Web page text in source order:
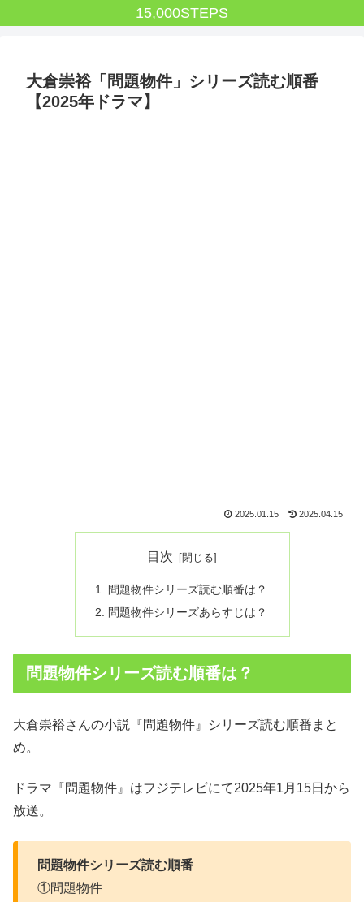
15,000STEPS
大倉崇裕「問題物件」シリーズ読む順番
【2025年ドラマ】
2025.01.15 2025.04.15
目次
問題物件シリーズ読む順番は？
問題物件シリーズあらすじは？
問題物件シリーズ読む順番は？
大倉崇裕さんの小説『問題物件』シリーズ読む順番まと
め。
ドラマ『問題物件』はフジテレビにて2025年1月15日から
放送。
問題物件シリーズ読む順番
①問題物件